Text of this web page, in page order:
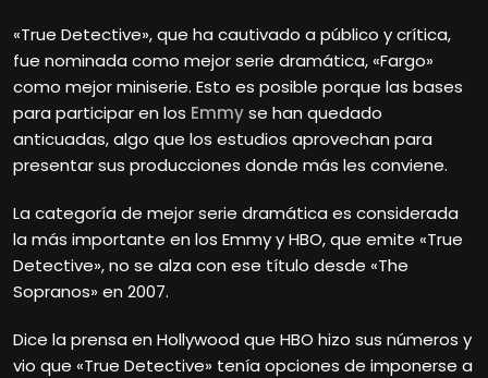
«True Detective», que ha cautivado a público y crítica,
fue nominada como mejor serie dramática, «Fargo»
como mejor miniserie. Esto es posible porque las bases
para participar en los Emmyse han quedado
anticuadas, algo que los estudios aprovechan para
presentar sus producciones donde más les conviene.
La categoría de mejor serie dramática es considerada
la más importante en los Emmy y HBO, que emite «True
Detective», no se alza con ese título desde «The
Sopranos» en 2007.
Dice la prensa en Hollywood que HBO hizo sus números y
vio que «True Detective» tenía opciones de imponerse a